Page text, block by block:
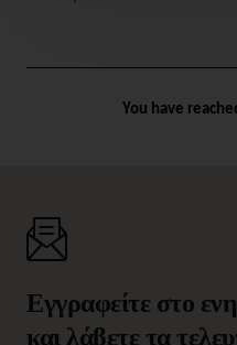
50 Watt
You have
Εγγραφείτε στο
και λάβετε τα